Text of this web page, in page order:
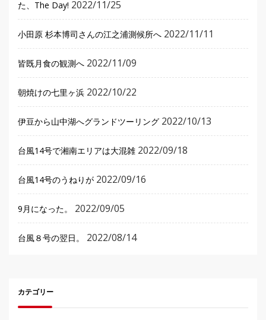
た、The Day! 2022/11/25
小田原 杉本博司さんの江之浦測候所へ 2022/11/11
皆既月食の観測へ 2022/11/09
朝焼けの七里ヶ浜 2022/10/22
伊豆から山中湖へグランドツーリング 2022/10/13
台風14号で湘南エリアは大混雑 2022/09/18
台風14号のうねりが 2022/09/16
9月になった。 2022/09/05
台風８号の翌日。 2022/08/14
カテゴリー